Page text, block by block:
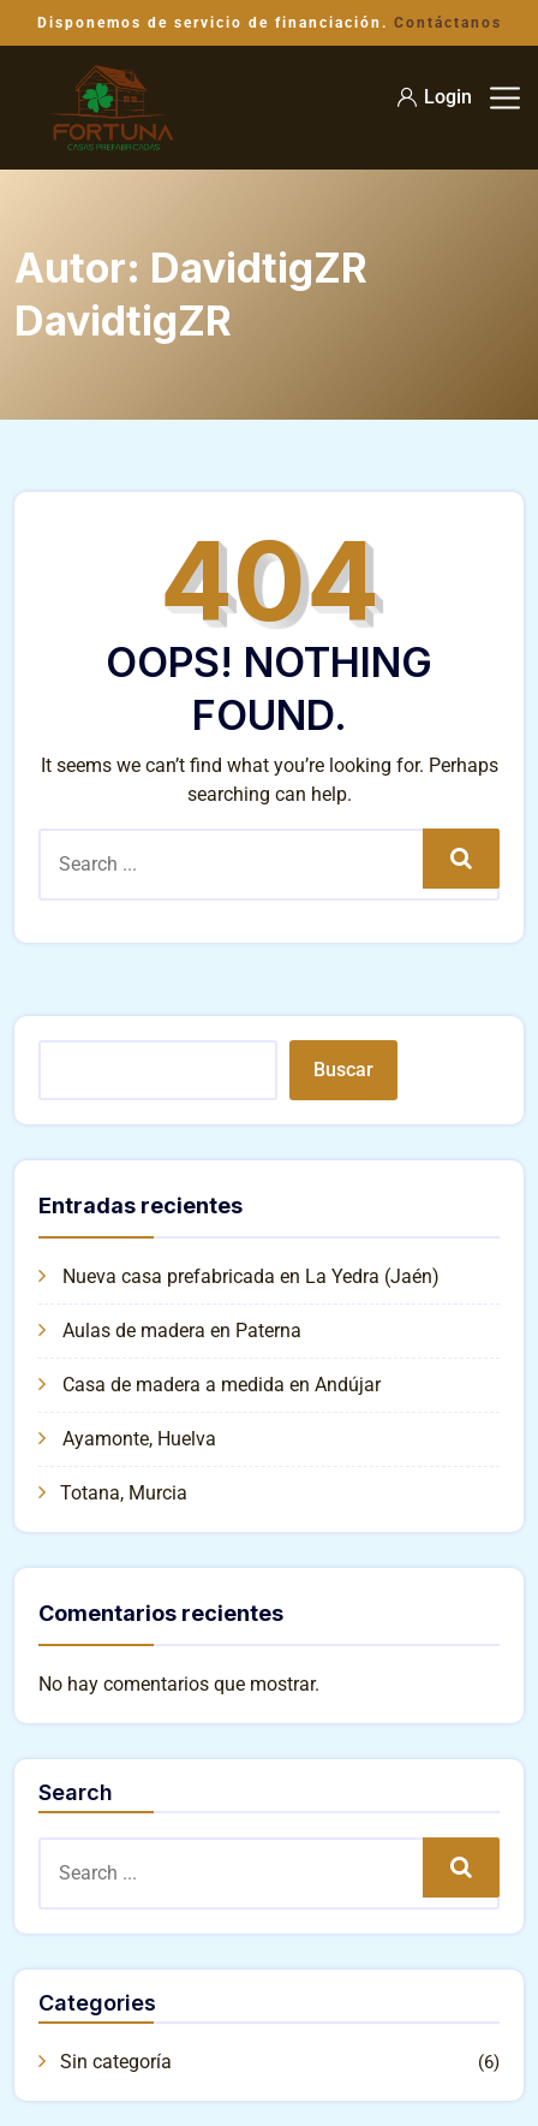
Disponemos de servicio de financiación. Contáctanos
Login
Autor: DavidtigZR
DavidtigZR
404
OOPS! NOTHING
FOUND.
It seems we can’t find what you’re looking for. Perhaps
searching can help.
Search
Buscar
Entradas recientes
Nueva casa prefabricada en La Yedra (Jaén)
Aulas de madera en Paterna
Casa de madera a medida en Andújar
Ayamonte, Huelva
Totana, Murcia
Comentarios recientes
No hay comentarios que mostrar.
Search
Search
Categories
Sin categoría (6)